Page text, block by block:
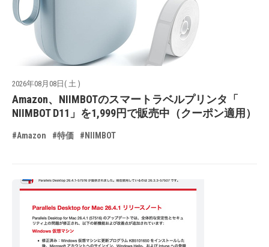
2026年08月08日( 土 )
Amazon、NIIMBOTのスマートラベルプリンタ「
NIIMBOT D11」を1,999円で販売中（クーポン適用）
#Amazon #特価 #NIIMBOT